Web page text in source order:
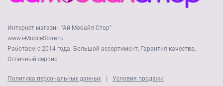
Интернет магазин "Ай Мобайл Стор"
www.i-MobileStore.ru
Работаем с 2014 года. Большой ассортимент, Гарантия качества,
Отличный сервис.
Политика персональных данных | Условия продажи